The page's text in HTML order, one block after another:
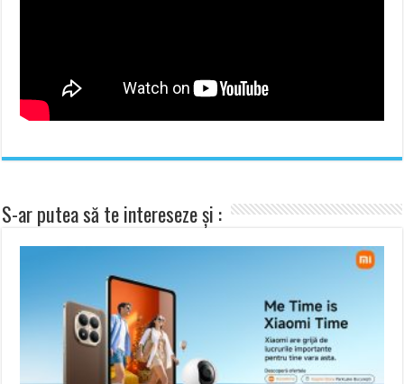
S-ar putea să te intereseze și :